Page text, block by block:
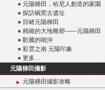
元陽梯田，哈尼人創造的家園
探訪碗窯古遺址
目睹元陽梯田
精緻的大地雕塑——元陽梯田
歡騰的哨沖
彩雲之南 元陽印象
更多…
元陽梯田攝影
元陽梯田攝影攻略